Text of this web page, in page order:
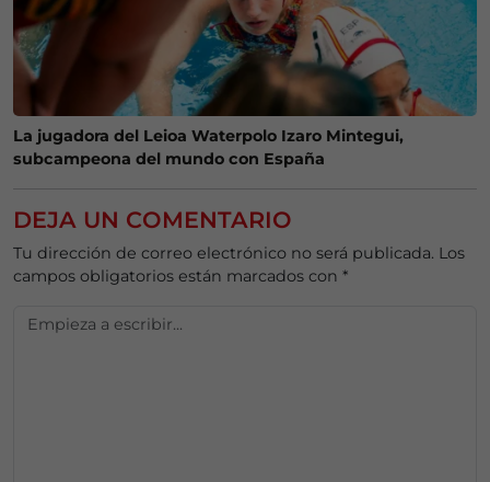
La jugadora del Leioa Waterpolo Izaro Mintegui,
subcampeona del mundo con España
DEJA UN COMENTARIO
Tu dirección de correo electrónico no será publicada. Los
campos obligatorios están marcados con *